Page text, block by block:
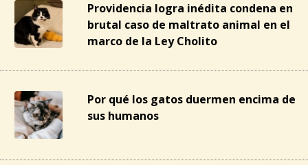
Providencia logra inédita condena en
brutal caso de maltrato animal en el
marco de la Ley Cholito
Por qué los gatos duermen encima de
sus humanos